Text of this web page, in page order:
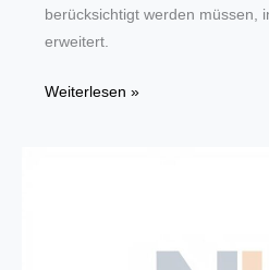
berücksichtigt werden müssen,
erweitert.
Infos
Weiterlesen »